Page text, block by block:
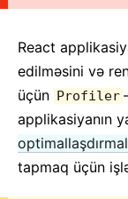
React
edilməsini və
üçün Profiler
applikasiyanın
tapmaq üçün
3. Elementlərin
4. Komponent
5. State və
6. Hadisələrin
7. Şərti Render
8. Siyahılar və